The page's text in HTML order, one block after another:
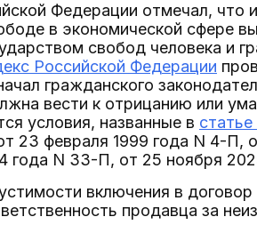
Федерации отмечал, что
в экономической сфере
свобод человека и
Российской Федерации
гражданского
вести к отрицанию или
условия, названные в статье
23 февраля 1999 года N 4-
года N 33-П, от 25 ноября
включения в
продавца за